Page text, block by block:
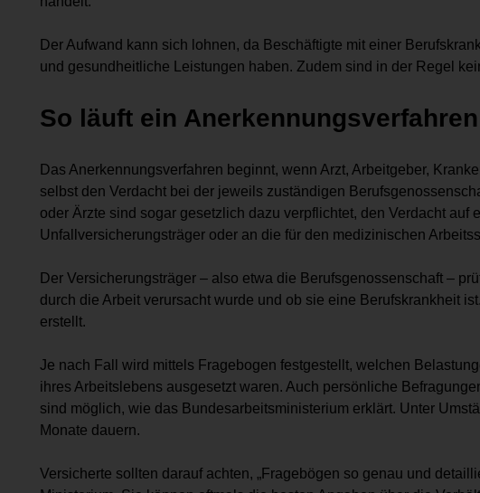
Der Aufwand kann sich lohnen, da Beschäftigte mit einer
und gesundheitliche Leistungen haben. Zudem sind in der Regel
So läuft ein
Das Anerkennungsverfahren beginnt, wenn Arzt, Arbeitgeber,
selbst den Verdacht bei der jeweils zuständigen
oder Ärzte sind sogar gesetzlich dazu verpflichtet, den Verdacht auf
Unfallversicherungsträger oder an die für den medizinischen
Der Versicherungsträger – also etwa die Berufsgenossenschaft –
durch die Arbeit verursacht wurde und ob sie eine Berufskrankheit
erstellt.
Je nach Fall wird mittels Fragebogen festgestellt, welchen
ihres Arbeitslebens ausgesetzt waren. Auch persönliche
sind möglich, wie das Bundesarbeitsministerium erklärt. Unter
Monate dauern.
Versicherte sollten darauf achten, „Fragebögen so genau und